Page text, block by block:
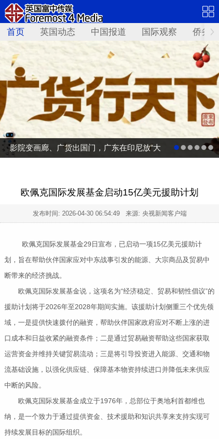
首页 英国动态 中国报道 国际观察 侨务
影院变画廊、广货出国门，广东在印尼放“大
欧佩克国际发展基金启动15亿美元援助计划
发布时间: 2026-04-30 06:54:49来源: 央视新闻客户端
欧佩克国际发展基金29日宣布，已启动一项15亿美元援助计
划，旨在帮助伙伴国家应对中东战事引发的能源、大宗商品及贸易中
断带来的经济挑战。
欧佩克国际发展基金说，这项名为“经济稳定、贸易和韧性倡议”的
援助计划将于2026年至2028年期间实施。该援助计划侧重三个优先领
域，一是提供快速拨付的融资，帮助伙伴国家政府应对不断上涨的进
口成本和日益收紧的融资条件；二是通过贸易融资帮助这些国家获取
运营资金并维持关键贸易流动；三是将引导投资进入能源、交通和物
流基础设施，以强化供应链、保障基本物资持续进口并降低未来供应
中断的风险。
欧佩克国际发展基金成立于1976年，总部位于奥地利首都维也
纳，是一个致力于通过提供资金、技术援助和知识共享来支持实现可
持续发展目标的国际组织。